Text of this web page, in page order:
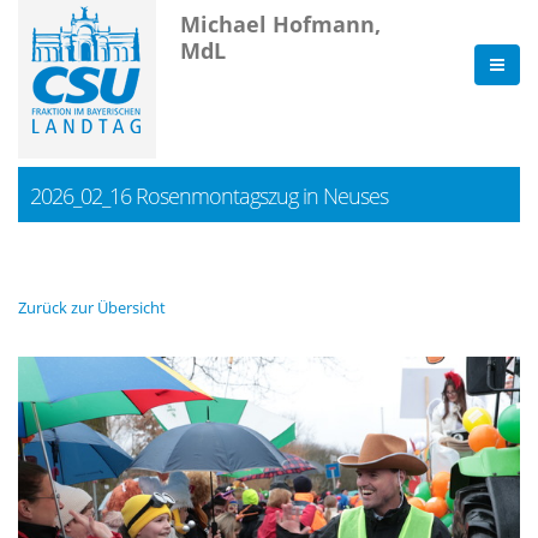
Michael Hofmann,
MdL
2026_02_16 Rosenmontagszug in Neuses
Zurück zur Übersicht